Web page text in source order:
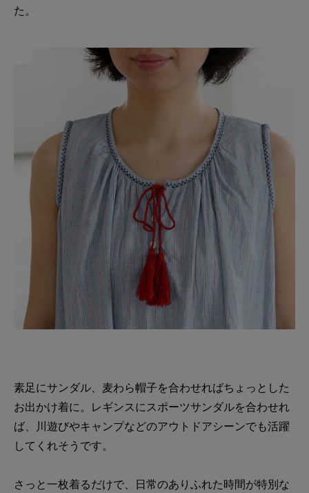
た。
素足にサンダル、麦わら帽子を合わせればちょっとした
お出かけ着に。レギンスにスポーツサンダルを合わせれ
ば、川遊びやキャンプなどのアウトドアシーンでも活躍
してくれそうです。
さっと一枚着るだけで、日常のありふれた時間が特別な